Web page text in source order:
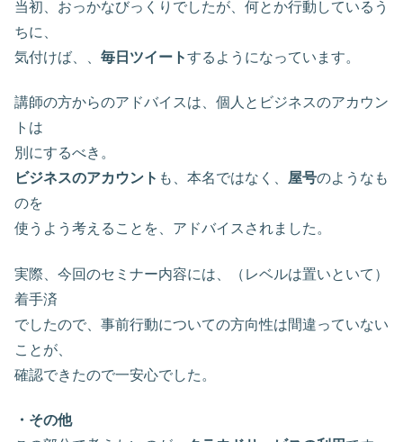
当初、おっかなびっくりでしたが、何とか行動しているう
ちに、
気付けば、、 毎日ツイートするようになっています。
講師の方からのアドバイスは、個人とビジネスのアカウン
トは
別にするべき。
ビジネスのアカウント も、本名ではなく、 屋号のようなも
のを
使うよう考えることを、アドバイスされました。
実際、今回のセミナー内容には、（レベルは置いといて）
着手済
でしたので、事前行動についての方向性は間違っていない
ことが、
確認できたので一安心でした。
・その他